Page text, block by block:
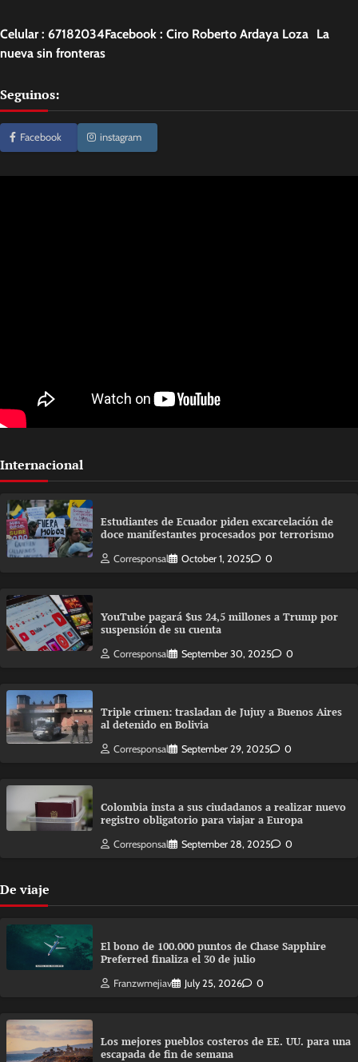
Celular : 67182034Facebook : Ciro Roberto Ardaya Loza La
nueva sin fronteras
Seguinos:
Facebook instagram
Internacional
Estudiantes de Ecuador piden excarcelación de
doce manifestantes procesados por terrorismo
Corresponsal October 1, 2025 0
YouTube pagará $us 24,5 millones a Trump por
suspensión de su cuenta
Corresponsal September 30, 2025 0
Triple crimen: trasladan de Jujuy a Buenos Aires
al detenido en Bolivia
Corresponsal September 29, 2025 0
Colombia insta a sus ciudadanos a realizar nuevo
registro obligatorio para viajar a Europa
Corresponsal September 28, 2025 0
De viaje
El bono de 100.000 puntos de Chase Sapphire
Preferred finaliza el 30 de julio
Franzwmejiav July 25, 2026 0
Los mejores pueblos costeros de EE. UU. para una
escapada de fin de semana